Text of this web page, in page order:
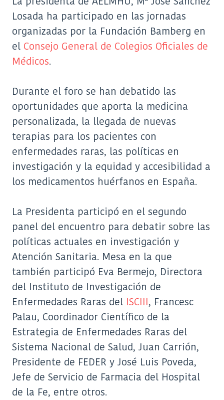
Losada ha participado en las jornadas
organizadas por la Fundación Bamberg en
el Consejo General de Colegios Oficiales de
Médicos.
Durante el foro se han debatido las
oportunidades que aporta la medicina
personalizada, la llegada de nuevas
terapias para los pacientes con
enfermedades raras, las políticas en
investigación y la equidad y accesibilidad a
los medicamentos huérfanos en España.
La Presidenta participó en el segundo
panel del encuentro para debatir sobre las
políticas actuales en investigación y
Atención Sanitaria. Mesa en la que
también participó Eva Bermejo, Directora
del Instituto de Investigación de
Enfermedades Raras del ISCIII, Francesc
Palau, Coordinador Científico de la
Estrategia de Enfermedades Raras del
Sistema Nacional de Salud, Juan Carrión,
Presidente de FEDER y José Luis Poveda,
Jefe de Servicio de Farmacia del Hospital
de la Fe, entre otros.